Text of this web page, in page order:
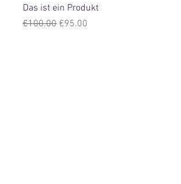
Das ist ein Produkt
Regular Price
€100.00 Sale Price
€95.00